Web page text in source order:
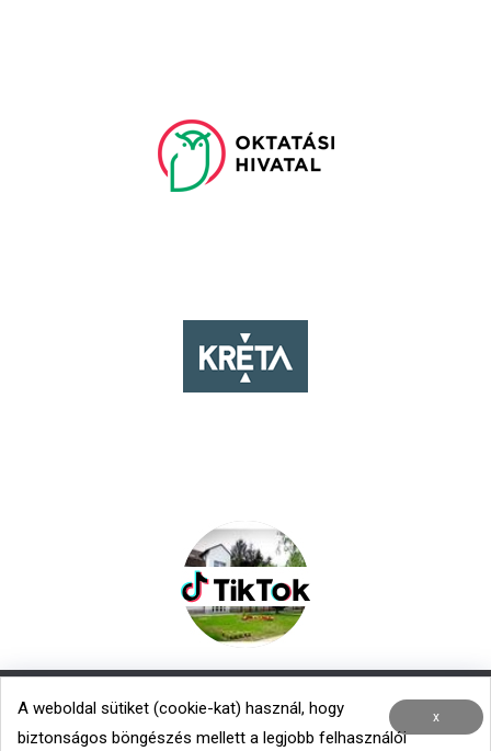
Nemzetközi kapcsolatok | Menza – Heti étlap x
A weboldal sütiket (cookie-kat) használ, hogy
biztonságos böngészés mellett a legjobb felhasználói